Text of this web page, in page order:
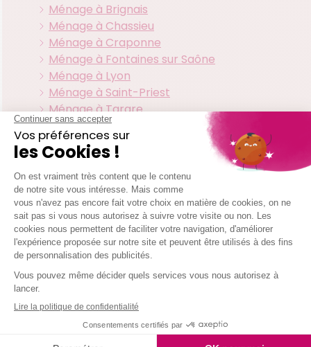
Ménage à Brignais
Ménage à Chassieu
Ménage à Craponne
Ménage à Fontaines sur Saône
Ménage à Lyon
Ménage à Saint-Priest
Ménage à Tarare
Ménage à Vaulx-en-Velin
Ménage à Villefranche-sur-Saône
Les zones d'interventions de
votre agence Vaulx En Velin
Villeurbanne
Vaulx En Velin
Decines Charpieu
Jonage